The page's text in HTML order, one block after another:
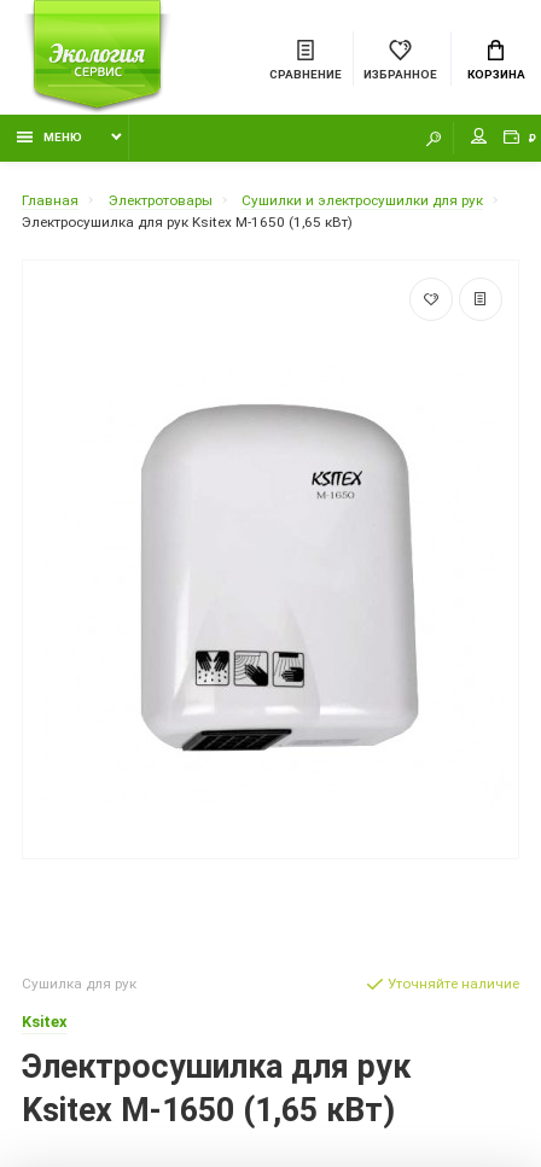
СРАВНЕНИЕ ИЗБРАННОЕ КОРЗИНА
МЕНЮ ₽
Главная Электротовары
Сушилки и электросушилки для рук
Электросушилка для рук Ksitex M-1650 (1,65 кВт)
Сушилка для рук
Ksitex
Электросушилка для рук
Ksitex M-1650 (1,65 кВт)
Уточняйте наличие